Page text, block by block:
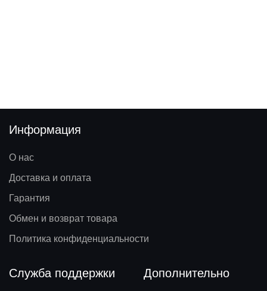
Информация
О нас
Доставка и оплата
Гарантия
Обмен и возврат товара
Политика конфиденциальности
Служба поддержки Дополнительно